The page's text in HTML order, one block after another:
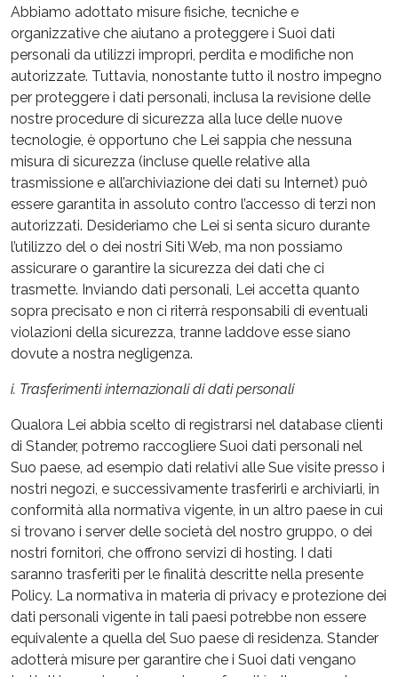
Abbiamo adottato misure fisiche, tecniche e
organizzative che aiutano a proteggere i Suoi dati
personali da utilizzi impropri, perdita e modifiche non
autorizzate. Tuttavia, nonostante tutto il nostro impegno
per proteggere i dati personali, inclusa la revisione delle
nostre procedure di sicurezza alla luce delle nuove
tecnologie, è opportuno che Lei sappia che nessuna
misura di sicurezza (incluse quelle relative alla
trasmissione e all’archiviazione dei dati su Internet) può
essere garantita in assoluto contro l’accesso di terzi non
autorizzati. Desideriamo che Lei si senta sicuro durante
l’utilizzo del o dei nostri Siti Web, ma non possiamo
assicurare o garantire la sicurezza dei dati che ci
trasmette. Inviando dati personali, Lei accetta quanto
sopra precisato e non ci riterrà responsabili di eventuali
violazioni della sicurezza, tranne laddove esse siano
dovute a nostra negligenza.
i. Trasferimenti internazionali di dati personali
Qualora Lei abbia scelto di registrarsi nel database clienti
di Stander, potremo raccogliere Suoi dati personali nel
Suo paese, ad esempio dati relativi alle Sue visite presso i
nostri negozi, e successivamente trasferirli e archiviarli, in
conformità alla normativa vigente, in un altro paese in cui
si trovano i server delle società del nostro gruppo, o dei
nostri fornitori, che offrono servizi di hosting. I dati
saranno trasferiti per le finalità descritte nella presente
Policy. La normativa in materia di privacy e protezione dei
dati personali vigente in tali paesi potrebbe non essere
equivalente a quella del Suo paese di residenza. Stander
adotterà misure per garantire che i Suoi dati vengano